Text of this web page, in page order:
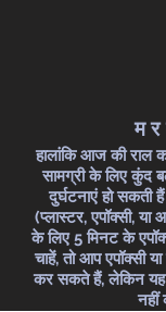
हालांकि आज की राल
सामग्री के लिए कुंद
दुर्घटनाएं हो सकती
(प्लास्टर, एपॉक्सी,
के लिए 5 मिनट के
चाहें, तो आप एपॉक्सी
कर सकते हैं, लेकिन यह
नहीं